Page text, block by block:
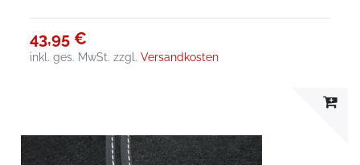
43,95 €
inkl. ges. MwSt. zzgl.Versandkosten